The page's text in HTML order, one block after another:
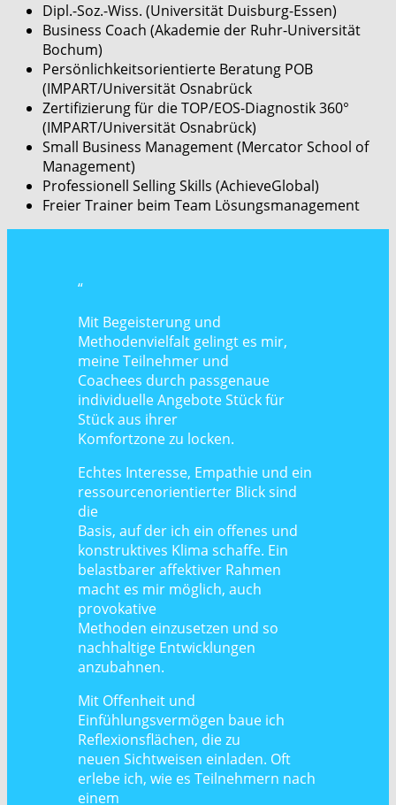
Dipl.-Soz.-Wiss. (Universität Duisburg-Essen)
Business Coach (Akademie der Ruhr-Universität
Bochum)
Persönlichkeitsorientierte Beratung POB
(IMPART/Universität Osnabrück
Zertifizierung für die TOP/EOS-Diagnostik 360°
(IMPART/Universität Osnabrück)
Small Business Management (Mercator School of
Management)
Professionell Selling Skills (AchieveGlobal)
Freier Trainer beim Team Lösungsmanagement
“
Mit Begeisterung und
Methodenvielfalt gelingt es mir,
meine Teilnehmer und
Coachees durch passgenaue
individuelle Angebote Stück für
Stück aus ihrer
Komfortzone zu locken.
Echtes Interesse, Empathie und ein
ressourcenorientierter Blick sind
die
Basis, auf der ich ein offenes und
konstruktives Klima schaffe. Ein
belastbarer affektiver Rahmen
macht es mir möglich, auch
provokative
Methoden einzusetzen und so
nachhaltige Entwicklungen
anzubahnen.
Mit Offenheit und
Einfühlungsvermögen baue ich
Reflexionsflächen, die zu
neuen Sichtweisen einladen. Oft
erlebe ich, wie es Teilnehmern nach
einem